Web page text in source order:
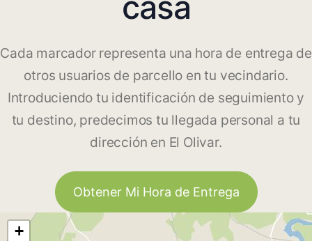
Cada marcador representa una hora de entrega de
otros usuarios de parcello en tu vecindario.
Introduciendo tu identificación de seguimiento y
tu destino, predecimos tu llegada personal a tu
dirección en El Olivar.
Obtener Mi Hora de Entrega
+